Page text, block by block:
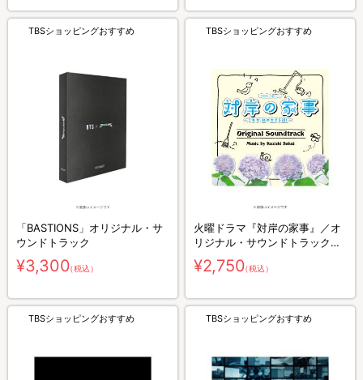
TBSショッピングおすすめ
「BASTIONS」オリジナル・サ
ウンドトラック
¥3,300（税込）
TBSショッピングおすすめ
火曜ドラマ『対岸の家事』／オ
リジナル・サウンドトラック／
CD
¥2,750（税込）
TBSショッピングおすすめ TBSショッピングおすすめ